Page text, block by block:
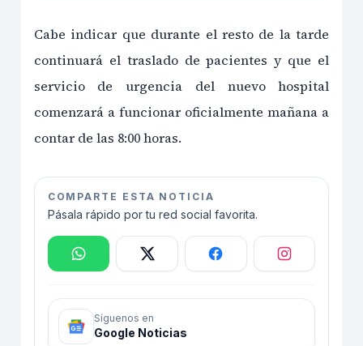
Cabe indicar que durante el resto de la tarde
continuará el traslado de pacientes y que el
servicio de urgencia del nuevo hospital
comenzará a funcionar oficialmente mañana a
contar de las 8:00 horas.
COMPARTE ESTA NOTICIA
Pásala rápido por tu red social favorita.
Síguenos en
Google Noticias